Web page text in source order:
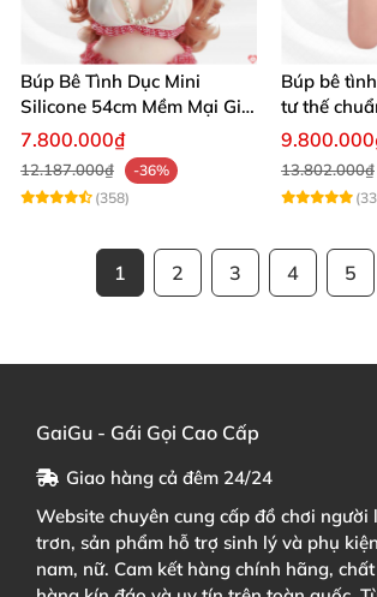
Búp Bê Tình Dục Mini
Silicone 54cm Mềm Mại Giá
Tốt Tặng Quà
7.800.000₫
12.187.000₫
-36%
(358)
Búp bê
tư thế
tốt
13.802.000₫
1 2 3 4 5
GaiGu - Gái Gọi Cao Cấp
Giao hàng cả đêm 24/24
Website chuyên cung cấp đồ chơi người
trơn, sản phẩm hỗ trợ sinh lý và phụ
nam, nữ. Cam kết hàng chính hãng,